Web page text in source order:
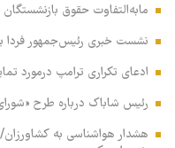
مابه‌التفاوت حقوق
نشست خبری رئیس‌جمهور فردا
ادعای تکراری ترامپ درمورد
رئیس شاباک درباره طرح
هشدار هواشناسی به